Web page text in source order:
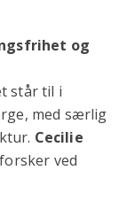
og
står til i
med særlig
Cecilie
ved